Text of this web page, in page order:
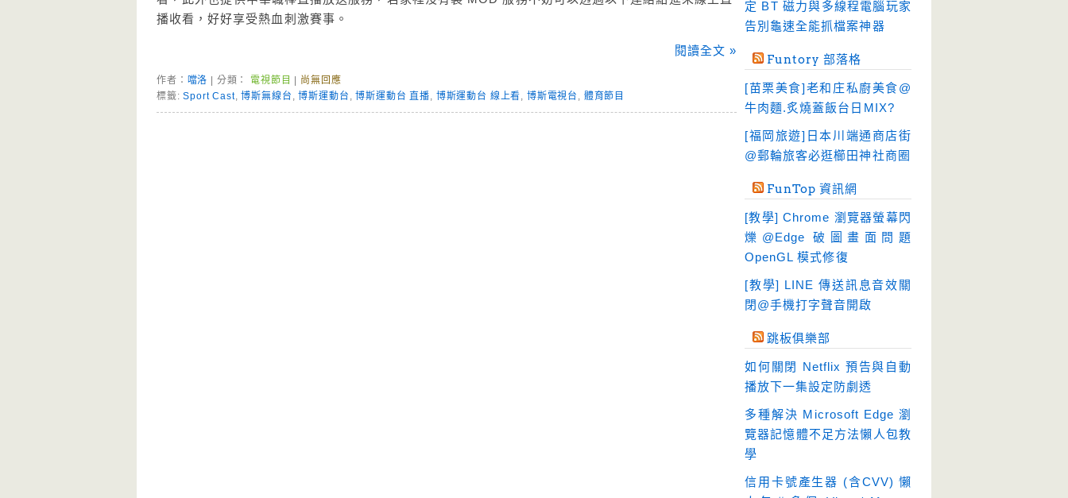
播收看，好好享受熱血刺激賽事。
閱讀全文 »
作者： 噹洛 | 分類： 電視節目
尚無回應
標籤:Sport Cast,博斯無線台 ,博斯運動台 ,博斯運動台 直播, 博斯運動台 線上看, 博斯電視台 , 體育節目
畫面擷取 (36)
看圖程式 (17)
硬碟工具 (64)
系統工具 (242)
(188)
翻譯軟體 (3)
輸入法 (4)
定 BT 磁力與多線程電腦玩家
告別龜速全能抓檔案神器
Funtory 部落格
[苗栗美食]老和庄私廚美食@
牛肉麵.炙燒蓋飯台日MIX?
[福岡旅遊]日本川端通商店街
@郵輪旅客必逛櫛田神社商圈
FunTop 資訊網
[教學] Chrome 瀏覽器螢幕閃
爍@Edge 破圖畫面問題
OpenGL 模式修復
[教學] LINE 傳送訊息音效關
閉@手機打字聲音開啟
跳板俱樂部
如何關閉 Netflix 預告與自動
播放下一集設定防劇透
多種解決 Microsoft Edge 瀏
覽器記憶體不足方法懶人包教
學
信用卡號產生器 (含CVV) 懶